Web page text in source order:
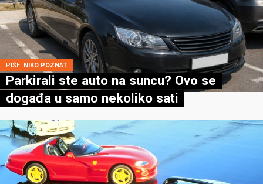
PIŠE: NIKO POZNAT
Parkirali ste auto na suncu? Ovo se
događa u samo nekoliko sati